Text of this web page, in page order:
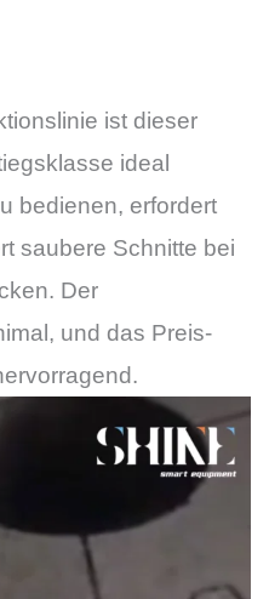
ist dieser
ideal
bedienen, erfordert
saubere Schnitte bei
Der
und das Preis-